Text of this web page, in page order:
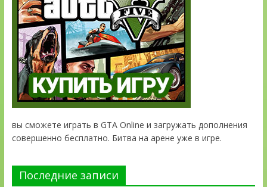
вы сможете играть в GTA Online и загружать дополнения
совершенно бесплатно. Битва на арене уже в игре.
Последние записи